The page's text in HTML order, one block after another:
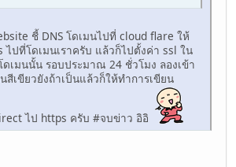
ชี้ DNS โดเมนไปที่ cloud flare ให้
ปที่โดเมนเราครับ แล้วก็ไปตั้งค่า ssl ใน
เมนนั้น รอบประมาณ 24 ชั่วโมง ลองเข้า
สีเขียวยังถ้าเป็นแล้วก็ให้ทำการเขียน
ไป https ครับ #จบข่าว อิอิ